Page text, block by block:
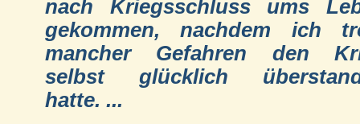
nach Kriegsschluss ums
gekommen, nachdem ich
mancher Gefahren den
selbst glücklich
hatte. ...